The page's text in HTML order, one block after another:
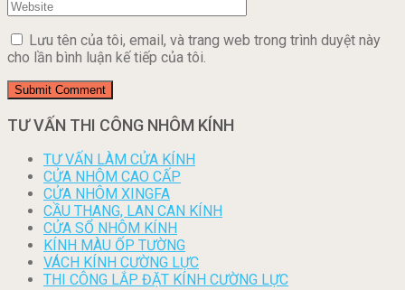
Lưu tên của tôi, email, và trang web trong trình duyệt này
cho lần bình luận kế tiếp của tôi.
TƯ VẤN THI CÔNG NHÔM KÍNH
TƯ VẤN LÀM CỬA KÍNH
CỬA NHÔM CAO CẤP
CỬA NHÔM XINGFA
CẦU THANG, LAN CAN KÍNH
CỬA SỔ NHÔM KÍNH
KÍNH MÀU ỐP TƯỜNG
VÁCH KÍNH CƯỜNG LỰC
THI CÔNG LẮP ĐẶT KÍNH CƯỜNG LỰC